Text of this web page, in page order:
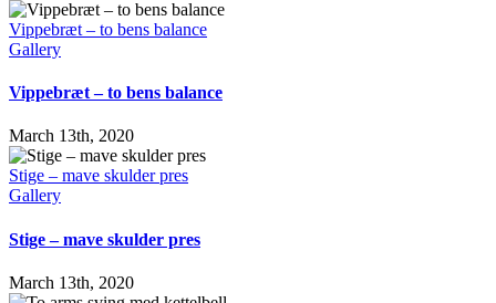
Vippebræt – to bens balance
Gallery
Vippebræt – to bens balance
March 13th, 2020
Stige – mave skulder pres
Gallery
Stige – mave skulder pres
March 13th, 2020